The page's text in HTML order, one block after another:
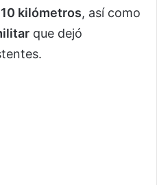
kilómetros, así como
que dejó